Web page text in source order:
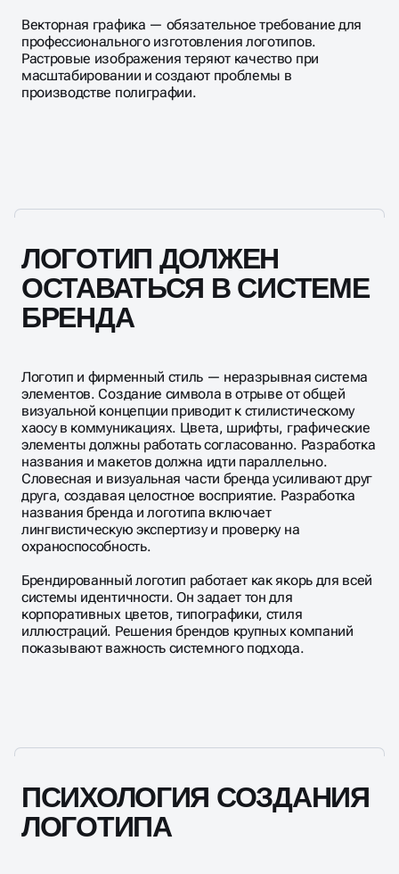
Векторная графика — обязательное требование для
профессионального изготовления логотипов.
Растровые изображения теряют качество при
масштабировании и создают проблемы в
производстве полиграфии.
ЛОГОТИП ДОЛЖЕН
ОСТАВАТЬСЯ В СИСТЕМЕ
БРЕНДА
Логотип и фирменный стиль — неразрывная система
элементов. Создание символа в отрыве от общей
визуальной концепции приводит к стилистическому
хаосу в коммуникациях. Цвета, шрифты, графические
элементы должны работать согласованно. Разработка
названия и макетов должна идти параллельно.
Словесная и визуальная части бренда усиливают друг
друга, создавая целостное восприятие. Разработка
названия бренда и логотипа включает
лингвистическую экспертизу и проверку на
охраноспособность.
Брендированный логотип работает как якорь для всей
системы идентичности. Он задает тон для
корпоративных цветов, типографики, стиля
иллюстраций. Решения брендов крупных компаний
показывают важность системного подхода.
ПСИХОЛОГИЯ СОЗДАНИЯ
ЛОГОТИПА